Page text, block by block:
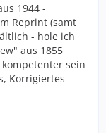
1944 -
Reprint (samt
- hole ich
aus 1855
sein
Korrigiertes